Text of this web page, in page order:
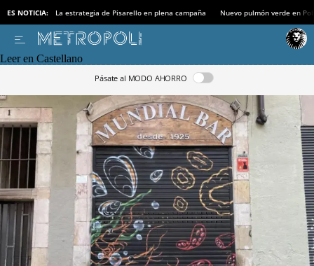
ES NOTICIA: La estrategia de Pisarello en plena campaña Nuevo pulmón verde en
Leer en Castellano
Pásate al MODO AHORRO